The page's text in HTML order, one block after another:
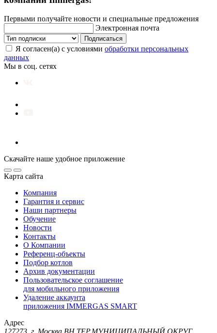
Первыми получайте новости и специальные предложения
Электронная почта
Подписаться
Я согласен(а) с условиями обработки персональных
данных
Мы в соц. сетях
Скачайте наше удобное приложение
Карта сайта
Компания
Гарантия и сервис
Наши партнеры
Обучение
Новости
Контакты
О Компании
Референц-объекты
Подбор котлов
Архив документации
Пользовательское соглашение
для мобильного приложения
Удаление аккаунта
приложения IMMERGAS SMART
Адрес
127273, г. Москва ВН.ТЕР.МУНИЦИПАЛЬНЫЙ ОКРУГ